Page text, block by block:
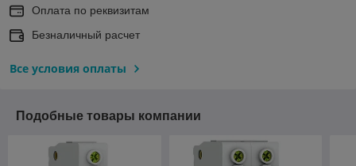
Оплата по реквизитам
Безналичный расчет
Все условия оплаты
Подобные товары компании